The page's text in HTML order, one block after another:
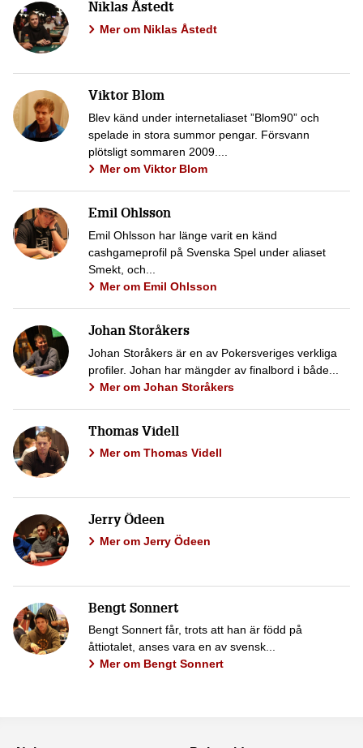
Niklas Åstedt
Mer om Niklas Åstedt
Viktor Blom
Blev känd under internetaliaset ”Blom90” och
spelade in stora summor pengar. Försvann
plötsligt sommaren 2009....
Mer om Viktor Blom
Emil Ohlsson
Emil Ohlsson har länge varit en känd
cashgameprofil på Svenska Spel under aliaset
Smekt, och...
Mer om Emil Ohlsson
Johan Storåkers
Johan Storåkers är en av Pokersveriges verkliga
profiler. Johan har mängder av finalbord i både...
Mer om Johan Storåkers
Thomas Videll
Mer om Thomas Videll
Jerry Ödeen
Mer om Jerry Ödeen
Bengt Sonnert
Bengt Sonnert får, trots att han är född på
åttiotalet, anses vara en av svensk...
Mer om Bengt Sonnert